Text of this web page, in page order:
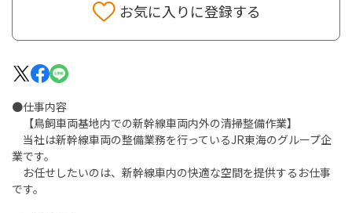
お気に入りに登録する
●仕事内容
【鳥飼車両基地内での新幹線車両内外の清掃整備作業】
当社は新幹線車両の整備業務を行っているJR東海のグループ企
業です。
お任せしたいのは、新幹線車内の快適な空間を提供するお仕事
です。